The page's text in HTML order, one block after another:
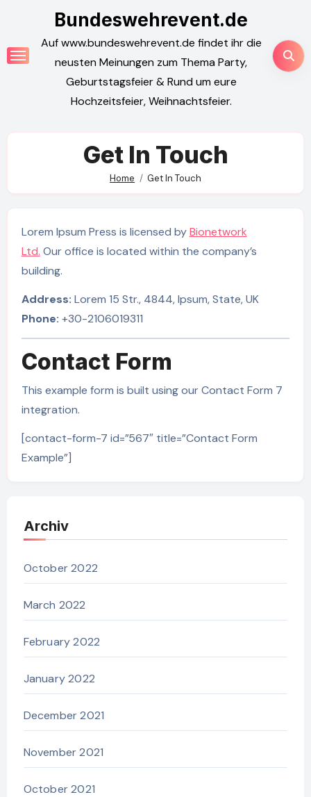
content
Bundeswehrevent.de
Auf www.bundeswehrevent.de findet ihr die
neusten Meinungen zum Thema Party,
Geburtstagsfeier & Rund um eure
Hochzeitsfeier, Weihnachtsfeier.
Get In Touch
Home Get In Touch
Lorem Ipsum Press is licensed byBionetwork
Ltd. Our office is located within the company’s
building.
Address: Lorem 15 Str., 4844, Ipsum, State, UK
Phone: +30-2106019311
Contact Form
This example form is built using our Contact Form 7
integration.
[contact-form-7 id=”567″ title=”Contact Form
Example”]
Archiv
October 2022
March 2022
February 2022
January 2022
December 2021
November 2021
October 2021